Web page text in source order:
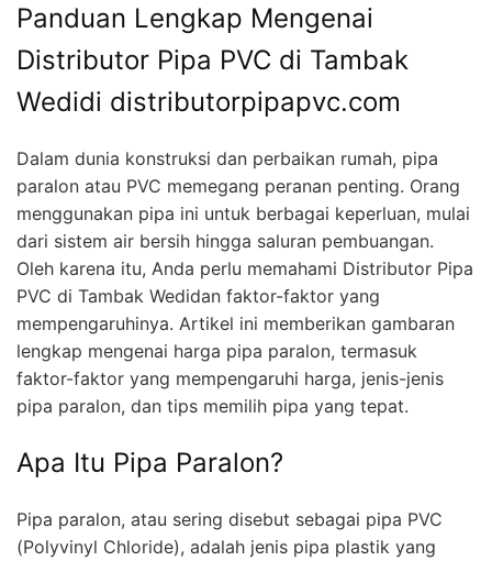
Panduan Lengkap Mengenai
Distributor Pipa PVC di Tambak
Wedidi distributorpipapvc.com
Dalam dunia konstruksi dan perbaikan rumah, pipa
paralon atau PVC memegang peranan penting. Orang
menggunakan pipa ini untuk berbagai keperluan, mulai
dari sistem air bersih hingga saluran pembuangan.
Oleh karena itu, Anda perlu memahami Distributor Pipa
PVC di Tambak Wedidan faktor-faktor yang
mempengaruhinya. Artikel ini memberikan gambaran
lengkap mengenai harga pipa paralon, termasuk
faktor-faktor yang mempengaruhi harga, jenis-jenis
pipa paralon, dan tips memilih pipa yang tepat.
Apa Itu Pipa Paralon?
Pipa paralon, atau sering disebut sebagai pipa PVC
(Polyvinyl Chloride), adalah jenis pipa plastik yang